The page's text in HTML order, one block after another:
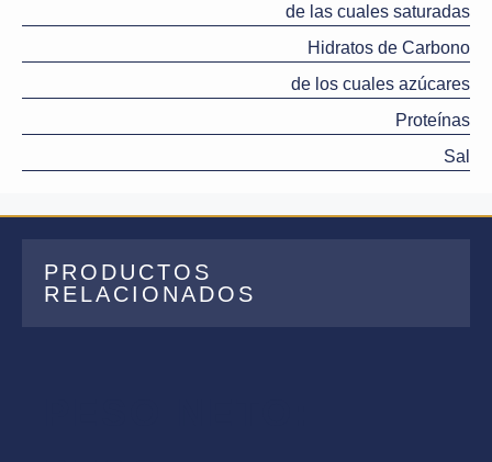
de las cuales saturadas
Hidratos de Carbono
de los cuales azúcares
Proteínas
Sal
PRODUCTOS
RELACIONADOS